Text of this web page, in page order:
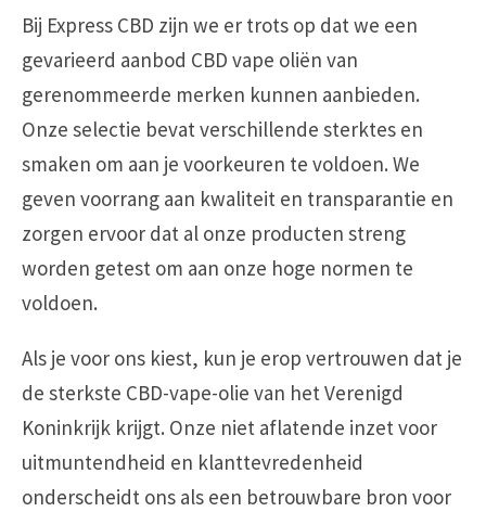
Bij Express CBD zijn we er trots op dat we een
gevarieerd aanbod CBD vape oliën van
gerenommeerde merken kunnen aanbieden.
Onze selectie bevat verschillende sterktes en
smaken om aan je voorkeuren te voldoen. We
geven voorrang aan kwaliteit en transparantie en
zorgen ervoor dat al onze producten streng
worden getest om aan onze hoge normen te
voldoen.
Als je voor ons kiest, kun je erop vertrouwen dat je
de sterkste CBD-vape-olie van het Verenigd
Koninkrijk krijgt. Onze niet aflatende inzet voor
uitmuntendheid en klanttevredenheid
onderscheidt ons als een betrouwbare bron voor